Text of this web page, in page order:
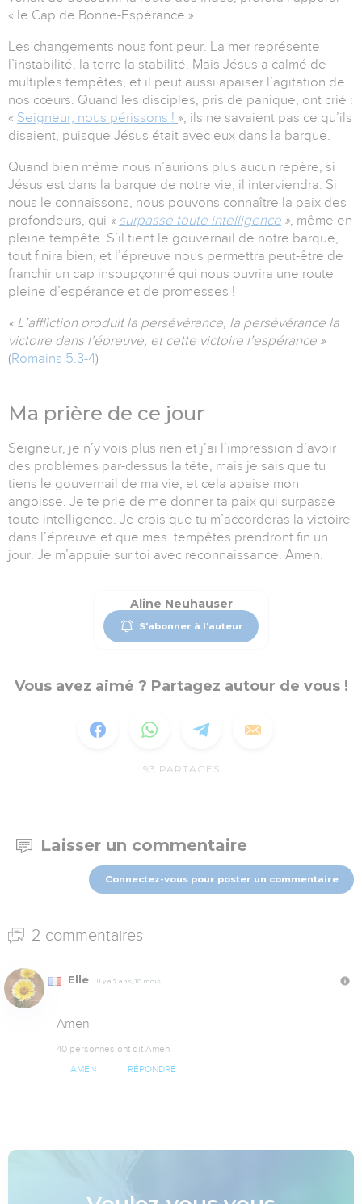
« le Cap de Bonne-Espérance ».
Les changements nous font peur. La mer représente
l’instabilité, la terre la stabilité. Mais Jésus a calmé de
multiples tempêtes, et il peut aussi apaiser l’agitation de
nos cœurs. Quand les disciples, pris de panique, ont crié :
« Seigneur, nous périssons ! », ils ne savaient pas ce qu’ils
disaient, puisque Jésus était avec eux dans la barque.
Quand bien même nous n’aurions plus aucun repère, si
Jésus est dans la barque de notre vie, il interviendra. Si
nous le connaissons, nous pouvons connaître la paix des
profondeurs, qui « surpasse toute intelligence », même en
pleine tempête. S’il tient le gouvernail de notre barque,
tout finira bien, et l’épreuve nous permettra peut-être de
franchir un cap insoupçonné qui nous ouvrira une route
pleine d’espérance et de promesses !
« L’affliction produit la persévérance, la persévérance la
victoire dans l’épreuve, et cette victoire l’espérance »
(Romains 5.3-4)
Ma prière de ce jour
Seigneur, je n’y vois plus rien et j’ai l’impression d’avoir
des problèmes par-dessus la tête, mais je sais que tu
tiens le gouvernail de ma vie, et cela apaise mon
angoisse. Je te prie de me donner ta paix qui surpasse
toute intelligence. Je crois que tu m’accorderas la victoire
dans l’épreuve et que mes tempêtes prendront fin un
jour. Je m’appuie sur toi avec reconnaissance. Amen.
Aline Neuhauser
S'abonner à l'auteur
Vous avez aimé ? Partagez autour de vous !
93 PARTAGES
Laisser un commentaire
Connectez-vous pour poster un commentaire
2 commentaires
Elle Il y a 7 ans, 10 mois
Amen
40 personnes ont dit Amen
AMEN RÉPONDRE